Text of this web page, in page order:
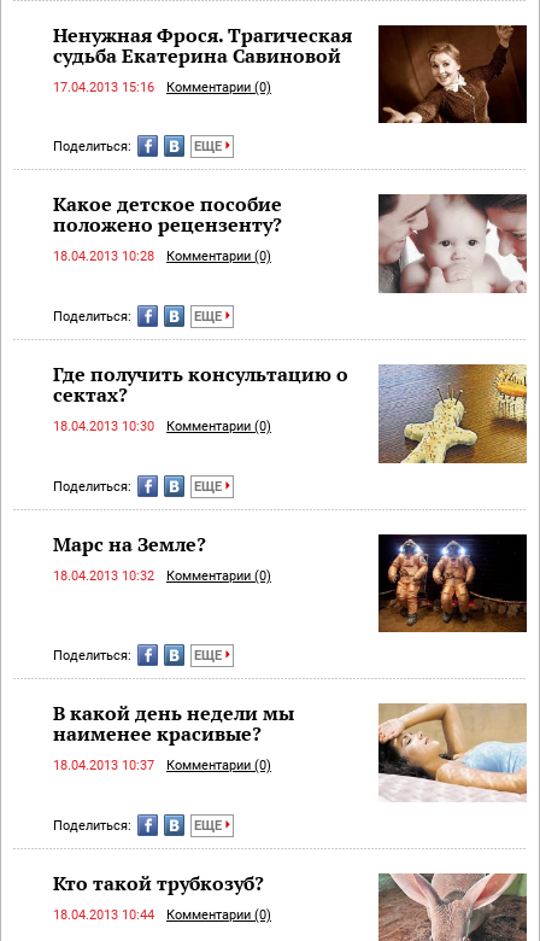
Ненужная Фрося. Трагическая
судьба Екатерина Савиновой
17.04.2013 15:16 Комментарии (0)
Поделиться: ЕЩЕ
Какое детское пособие
положено рецензенту?
18.04.2013 10:28 Комментарии (0)
Поделиться: ЕЩЕ
Где получить консультацию о
сектах?
18.04.2013 10:30 Комментарии (0)
Поделиться: ЕЩЕ
Марс на Земле?
18.04.2013 10:32 Комментарии (0)
Поделиться: ЕЩЕ
В какой день недели мы
наименее красивые?
18.04.2013 10:37 Комментарии (0)
Поделиться: ЕЩЕ
Кто такой трубкозуб?
18.04.2013 10:44 Комментарии (0)